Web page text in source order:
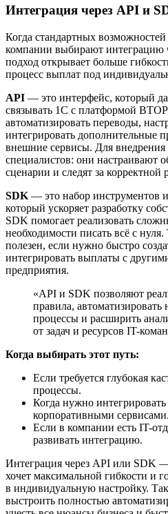
Интеграция через API и
Когда стандартных
компании выбирают интеграцию
подход открывает больше
процесс выплат под
API — это интерфейс, который
связывать 1С с платформой
автоматизировать переводы,
интегрировать дополнительные
внешние сервисы. Для внедрения
специалистов: они настраивают
сценарии и следят за корректной
SDK — это набор инструментов
который ускоряет разработку
SDK помогает реализовать
необходимости писать всё с
полезен, если нужно быстро
интегрировать выплаты с
предприятия.
«API и SDK позволяют
правила, автоматизировать
процессы и расширить
от задач и ресурсов IT-
Когда выбирать этот путь:
Если требуется глубокая
процессы.
Когда нужно
корпоративными сервисами.
Если в компании есть IT-
развивать интеграцию.
Интеграция через API или SDK
хочет максимальной гибкости и
в индивидуальную настройку.
выстроить полностью